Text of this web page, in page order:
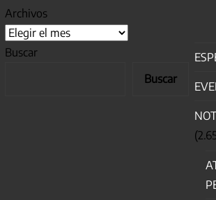
Archivos
Buscar
Buscar